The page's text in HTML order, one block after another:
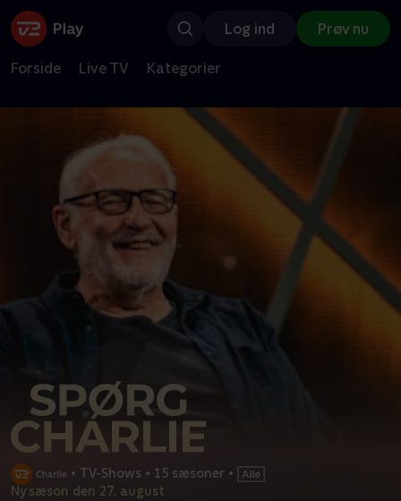
Log ind Prøv nu
Forside Live TV Kategorier
• TV-Shows • 15 sæsoner •
Ny sæson den 27. august